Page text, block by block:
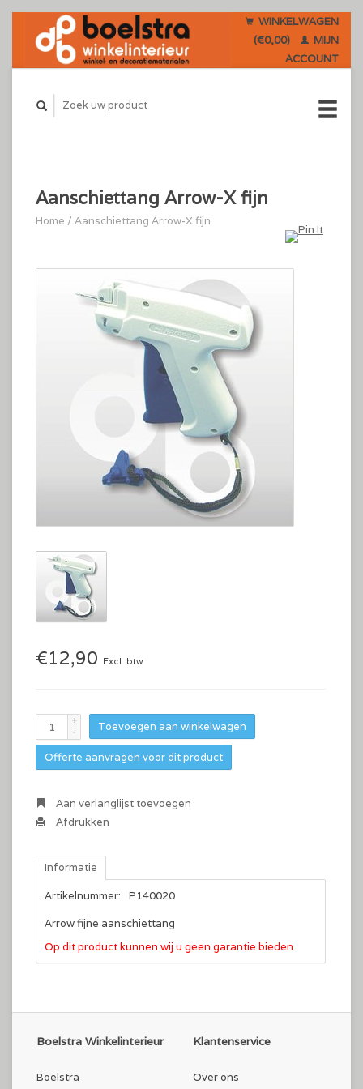
WINKELWAGEN
(€0,00)
MIJN
ACCOUNT
Aanschiettang Arrow-X fijn
Home / Aanschiettang Arrow-X fijn
€12,90 Excl. btw
+
-
Toevoegen aan winkelwagen
Offerte aanvragen voor dit product
Aan verlanglijst toevoegen
Afdrukken
Informatie
Artikelnummer:
P140020
Arrow fijne aanschiettang
Op dit product kunnen wij u geen garantie bieden
Boelstra Winkelinterieur
Boelstra
Klantenservice
Over ons